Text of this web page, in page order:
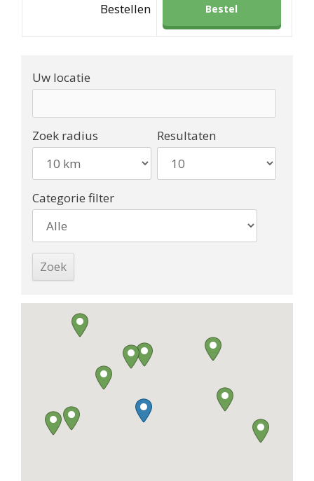
Bestellen Bestel
Uw locatie
Zoek radius Resultaten
Categorie filter